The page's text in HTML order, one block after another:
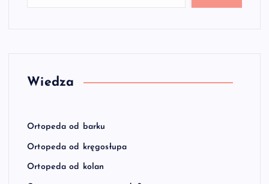
Wiedza
Ortopeda od barku
Ortopeda od kręgosłupa
Ortopeda od kolan